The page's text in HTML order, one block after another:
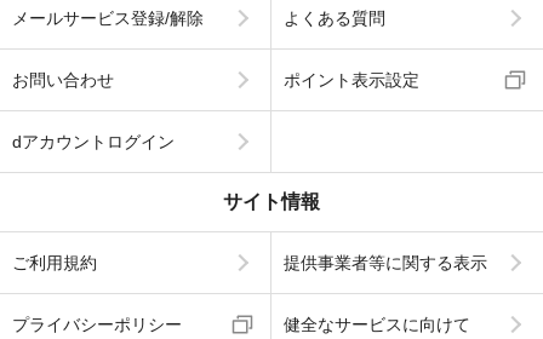
メールサービス登録/解除 よくある質問
お問い合わせ ポイント表示設定
dアカウントログイン
サイト情報
ご利用規約 提供事業者等に関する表示
プライバシーポリシー 健全なサービスに向けて